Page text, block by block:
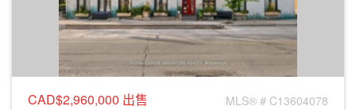
CAD$2,960,000 出售 MLS® # C13604078